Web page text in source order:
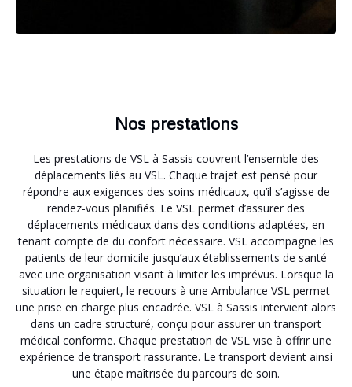
Nos prestations
Les prestations de VSL à Sassis couvrent l’ensemble des
déplacements liés au VSL. Chaque trajet est pensé pour
répondre aux exigences des soins médicaux, qu’il s’agisse de
rendez-vous planifiés. Le VSL permet d’assurer des
déplacements médicaux dans des conditions adaptées, en
tenant compte de du confort nécessaire. VSL accompagne les
patients de leur domicile jusqu’aux établissements de santé
avec une organisation visant à limiter les imprévus. Lorsque la
situation le requiert, le recours à une Ambulance VSL permet
une prise en charge plus encadrée. VSL à Sassis intervient alors
dans un cadre structuré, conçu pour assurer un transport
médical conforme. Chaque prestation de VSL vise à offrir une
expérience de transport rassurante. Le transport devient ainsi
une étape maîtrisée du parcours de soin.